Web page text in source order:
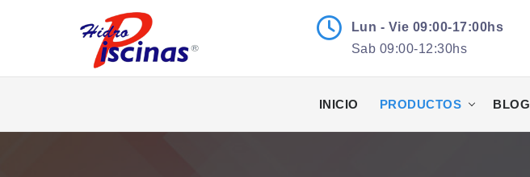
Lun - Vie 09:00-17:00hs
Sab 09:00-12:30hs
INICIO PRODUCTOS BLOG